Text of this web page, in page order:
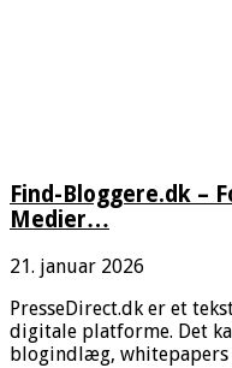
Find-Bloggere.dk –
Medier…
21. januar 2026
PresseDirect.dk er et
digitale platforme. Det
blogindlæg, whitepapers